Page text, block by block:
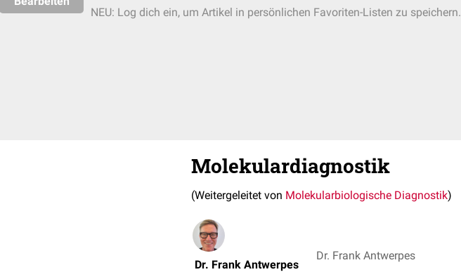
NEU: Log dich ein, um Artikel in persönlichen Favoriten-Listen zu speichern.
Molekulardiagnostik
(Weitergeleitet von Molekularbiologische Diagnostik)
Dr. Frank Antwerpes
Dr. Frank Antwerpes